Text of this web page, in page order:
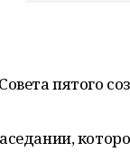
пятого